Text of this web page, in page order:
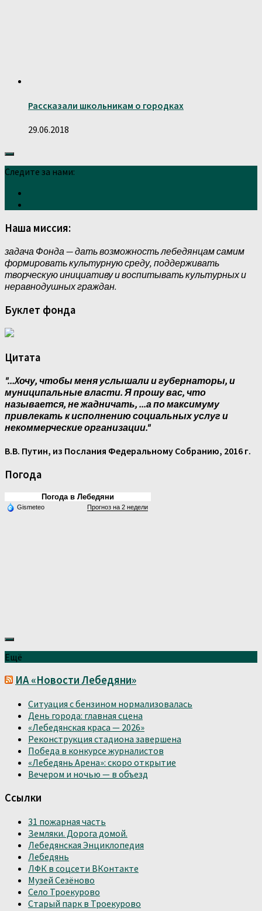
Рассказали школьникам о городках
29.06.2018
Следите за нами:
Наша миссия:
задача Фонда — дать возможность лебедянцам самим
формировать культурную среду, поддерживать
творческую инициативу и воспитывать культурных и
неравнодушных граждан.
Буклет фонда
Цитата
"...Xочу, чтобы меня услышали и губернаторы, и
муниципальные власти. Я прошу вас, что
называется, не жадничать, ...а по максимуму
привлекать к исполнению социальных услуг и
некоммерческие организации."
В.В. Путин, из Послания Федеральному Собранию, 2016 г.
Погода
Погода в Лебедяни
Gismeteo Прогноз на 2 недели
Ещё
ИА «Новости Лебедяни»
Ситуация с бензином нормализовалась
День города: главная сцена
«Лебедянская краса — 2026»
Реконструкция стадиона завершена
Победа в конкурсе журналистов
«Лебедянь Арена»: скоро открытие
Вечером и ночью — в объезд
Ссылки
31 пожарная часть
Земляки. Дорога домой.
Лебедянская Энциклопедия
Лебедянь
ЛФК в соцсети ВКонтакте
Музей Сезёново
Село Троекурово
Старый парк в Троекурово